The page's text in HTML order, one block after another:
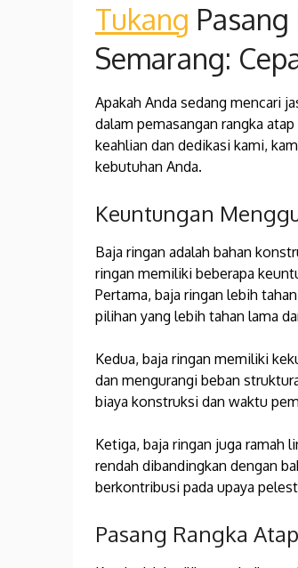
Tukang
Semarang:
Apakah Anda sedang mencari
dalam pemasangan rangka
keahlian dan dedikasi kami,
kebutuhan Anda.
Keuntungan
Baja ringan adalah bahan
ringan memiliki beberapa
Pertama, baja ringan lebih
pilihan yang lebih tahan lama
Kedua, baja ringan memiliki
dan mengurangi beban
biaya konstruksi dan waktu
Ketiga, baja ringan juga ramah
rendah dibandingkan dengan
berkontribusi pada upaya
Pasang Rangka